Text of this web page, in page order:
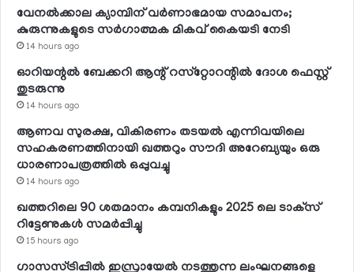
വേനല്‍ക്കാല ക്യാമ്പിന് വര്‍ണാഭമായ സമാപനം;
കുരുന്നുകളുടെ സര്‍ഗാത്മക മികവ് കൈയടി നേടി
14 hours ago
ഓറിയന്റല്‍ ബേക്കറി ആന്റ് റസ്‌റ്റോറന്റില്‍ ദോശ ഫെസ്റ്റ്
തുടരുന്നു
14 hours ago
ആണവ സുരക്ഷ, വികിരണം തടയല്‍ എന്നിവയിലെ
സഹകരണത്തിനായി ഖത്തറും സൗദി അറേബ്യയും ഒരു
ധാരണാപത്രത്തില്‍ ഒപ്പുവച്ചു
14 hours ago
ഖത്തറിലെ 90 ശതമാനം കമ്പനികളും 2025 ലെ ടാക്‌സ്
റിട്ടേണുകള്‍ സമര്‍പ്പിച്ചു
15 hours ago
ഗാസസ്ട്രിപ്പില്‍ ഇസ്രായേല്‍ നടത്തുന്ന ലംഘനങ്ങളെ